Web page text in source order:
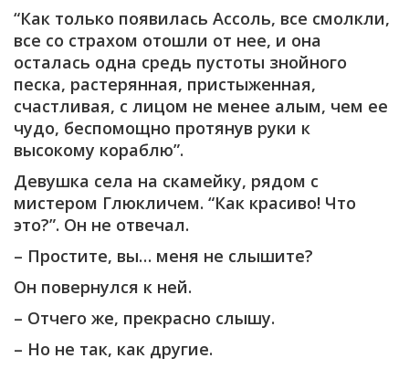
“Как только появилась Ассоль, все смолкли,
все со страхом отошли от нее, и она
осталась одна средь пустоты знойного
песка, растерянная, пристыженная,
счастливая, с лицом не менее алым, чем ее
чудо, беспомощно протянув руки к
высокому кораблю”.
Девушка села на скамейку, рядом с
мистером Глюкличем. “Как красиво! Что
это?”. Он не отвечал.
– Простите, вы… меня не слышите?
Он повернулся к ней.
– Отчего же, прекрасно слышу.
– Но не так, как другие.